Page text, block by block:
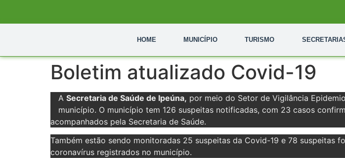
HOME MUNICÍPIO TURISMO
Boletim atualizado Covid-19
A Secretaria de Saúde de Ipeúna, por meio do Setor de Vigilância
município. O município tem 126 suspeitas notificadas, com 23 casos
acompanhados pela Secretaria de Saúde.
Também estão sendo monitoradas 25 suspeitas da Covid-19 e 78 suspeitas
coronavírus registrados no município.